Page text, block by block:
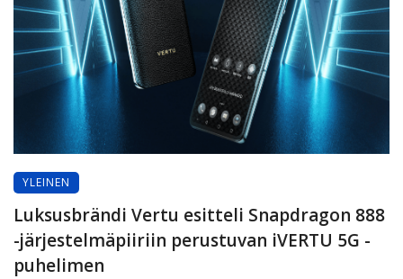
YLEINEN
Luksusbrändi Vertu esitteli Snapdragon 888
-järjestelmäpiiriin perustuvan iVERTU 5G -
puhelimen